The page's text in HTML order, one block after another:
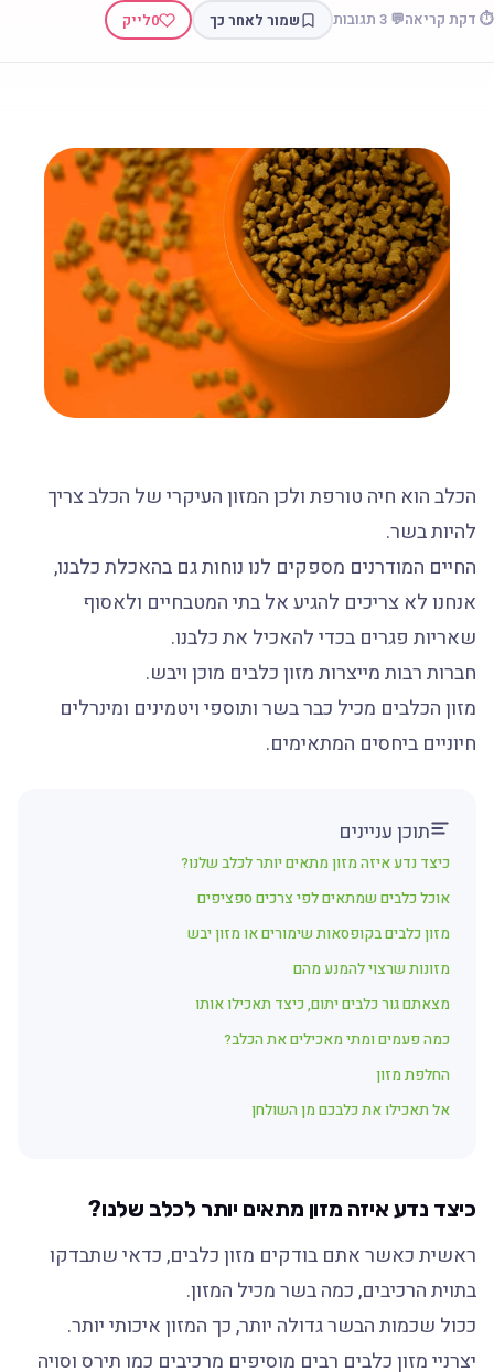
⏱️ דקת קריאה💬 3 תגובות שמור לאחר כך 0לייק
הכלב הוא חיה טורפת ולכן המזון העיקרי של הכלב צריך
להיות בשר.
החיים המודרנים מספקים לנו נוחות גם בהאכלת כלבנו,
אנחנו לא צריכים להגיע אל בתי המטבחיים ולאסוף
שאריות פגרים בכדי להאכיל את כלבנו.
חברות רבות מייצרות מזון כלבים מוכן ויבש.
מזון הכלבים מכיל כבר בשר ותוספי ויטמינים ומינרלים
חיוניים ביחסים המתאימים.
תוכן עניינים
כיצד נדע איזה מזון מתאים יותר לכלב שלנו?
אוכל כלבים שמתאים לפי צרכים ספציפים
מזון כלבים בקופסאות שימורים או מזון יבש
מזונות שרצוי להמנע מהם
מצאתם גור כלבים יתום, כיצד תאכילו אותו
כמה פעמים ומתי מאכילים את הכלב?
החלפת מזון
אל תאכילו את כלבכם מן השולחן
כיצד נדע איזה מזון מתאים יותר לכלב שלנו?
ראשית כאשר אתם בודקים מזון כלבים, כדאי שתבדקו
בתוית הרכיבים, כמה בשר מכיל המזון.
ככול שכמות הבשר גדולה יותר, כך המזון איכותי יותר.
יצרניי מזון כלבים רבים מוסיפים מרכיבים כמו תירס וסויה